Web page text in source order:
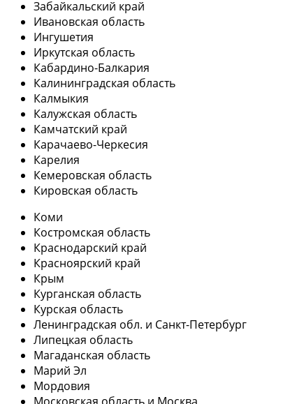
Забайкальский край
Ивановская область
Ингушетия
Иркутская область
Кабардино-Балкария
Калининградская область
Калмыкия
Калужская область
Камчатский край
Карачаево-Черкесия
Карелия
Кемеровская область
Кировская область
Коми
Костромская область
Краснодарский край
Красноярский край
Крым
Курганская область
Курская область
Ленинградская обл. и Санкт-Петербург
Липецкая область
Магаданская область
Марий Эл
Мордовия